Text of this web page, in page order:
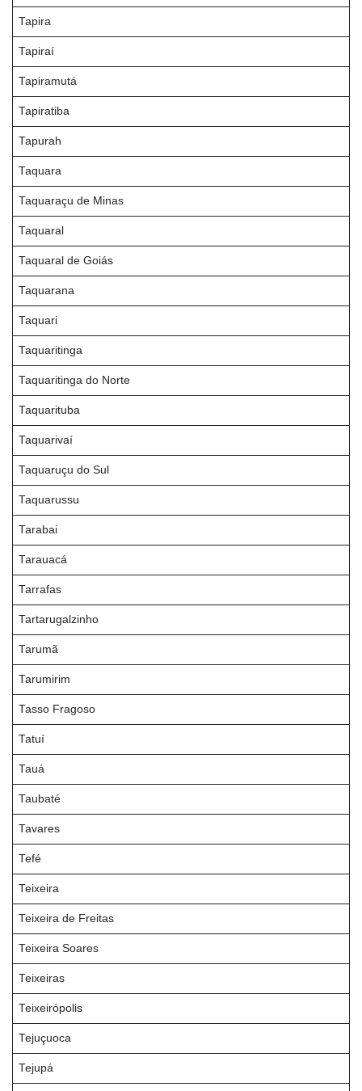
Tapira
Tapiraí
Tapiramutá
Tapiratiba
Tapurah
Taquara
Taquaraçu de Minas
Taquaral
Taquaral de Goiás
Taquarana
Taquari
Taquaritinga
Taquaritinga do Norte
Taquarituba
Taquarivaí
Taquaruçu do Sul
Taquarussu
Tarabai
Tarauacá
Tarrafas
Tartarugalzinho
Tarumã
Tarumirim
Tasso Fragoso
Tatuí
Tauá
Taubaté
Tavares
Tefé
Teixeira
Teixeira de Freitas
Teixeira Soares
Teixeiras
Teixeirópolis
Tejuçuoca
Tejupá